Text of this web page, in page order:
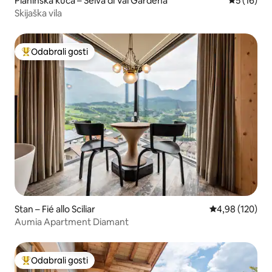
Skijaška vila
Među najviše rangiranima s oznakom „Odabrali gosti”
Odabrali gosti
Stan – Fié allo Sciliar Prosječna
4,98 (120)
Aumia Apartment Diamant
Među najviše rangiranima s oznakom „Odabrali gosti”
Odabrali gosti